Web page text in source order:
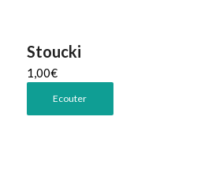
Stoucki
1,00€
Ecouter